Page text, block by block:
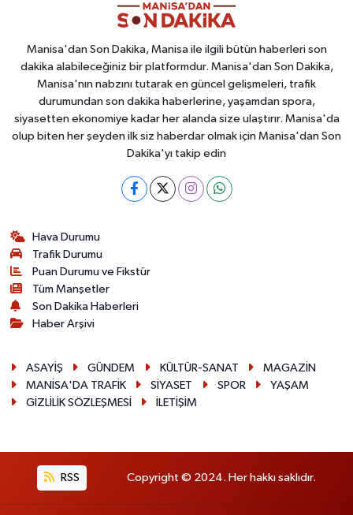
Manisa'dan Son Dakika, Manisa ile ilgili bütün haberleri son
dakika alabileceğiniz bir platformdur. Manisa'dan Son Dakika,
Manisa'nın nabzını tutarak en güncel gelişmeleri, trafik
durumundan son dakika haberlerine, yaşamdan spora,
siyasetten ekonomiye kadar her alanda size ulaştırır. Manisa'da
olup biten her şeyden ilk siz haberdar olmak için Manisa'dan Son
Dakika'yı takip edin
Hava Durumu
Trafik Durumu
Puan Durumu ve Fikstür
Tüm Manşetler
Son Dakika Haberleri
Haber Arşivi
ASAYİŞ GÜNDEM KÜLTÜR-SANAT
MAGAZİN
MANİSA'DA TRAFİK
SİYASET SPOR
YAŞAM
GİZLİLİK SÖZLEŞMESİ
İLETİŞİM
RSS Copyright © 2024. Her hakkı saklıdır.